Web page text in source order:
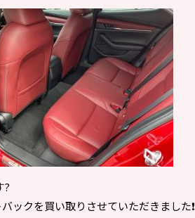
?
ックを買い取りさせていただきました❗️